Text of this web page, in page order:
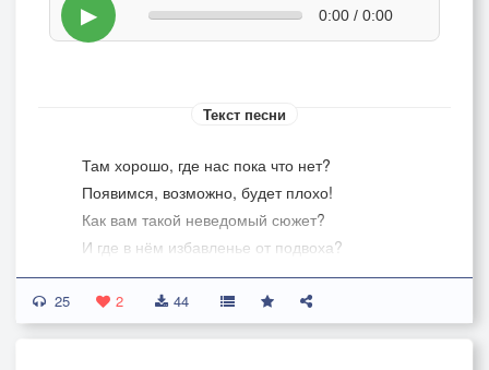
▶ 0:00 / 0:00
Текст песни
Там хорошо, где нас пока что нет?
Появимся, возможно, будет плохо!
Как вам такой неведомый сюжет?
И где в нём избавленье от подвоха?
Попасть в поток, пожалуй, комильфо.
Особенно в приветливом Гольфстриме.
25 2 44